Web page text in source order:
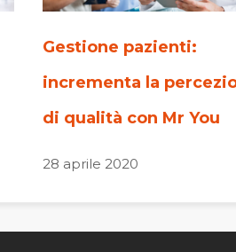
Gestione pazienti:
incrementa la
di qualità con Mr You
28 aprile 2020